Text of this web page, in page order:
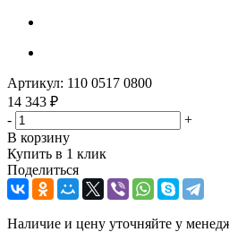
Артикул: 110 0517 0800
14 343 ₽
-
+
В корзину
Купить в 1 клик
Поделиться
Наличие и цену уточняйте у